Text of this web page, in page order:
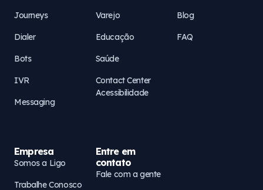
Journeys
Dialer
Bots
IVR
Messaging
Varejo
Educação
Saúde
Contact Center
Acessibilidade
Blog
FAQ
Empresa
Somos a Ligo
Trabalhe Conosco
Entre em
contato
Fale com a gente